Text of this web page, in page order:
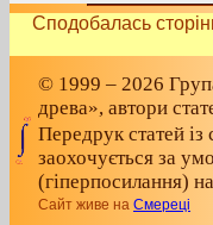
Сподобалась
© 1999 – 2026
древа», автори
Передрук статей із
заохочується за
(гіперпосилання)
Сайт живе на Смереці